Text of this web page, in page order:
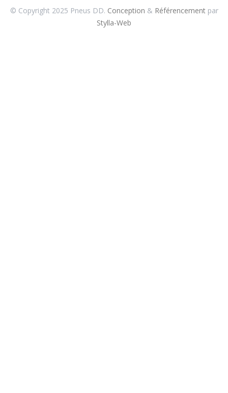
© Copyright 2025 Pneus DD. Conception & Référencementpar
Stylla-Web